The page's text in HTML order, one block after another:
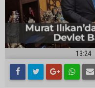
13:24